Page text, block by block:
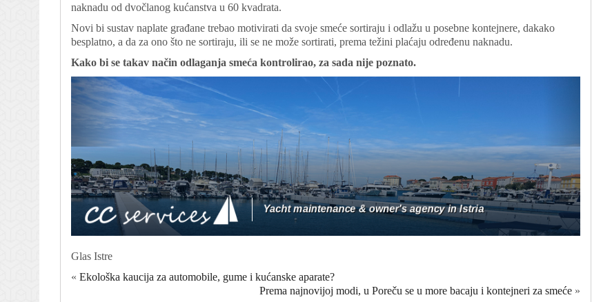
naknadu od dvočlanog kućanstva u 60 kvadrata.
Novi bi sustav naplate građane trebao motivirati da svoje smeće sortiraju i odlažu u posebne kontejnere, dakako
besplatno, a da za ono što ne sortiraju, ili se ne može sortirati, prema težini plaćaju određenu naknadu.
Kako bi se takav način odlaganja smeća kontrolirao, za sada nije poznato.
Glas Istre
« Ekološka kaucija za automobile, gume i kućanske aparate?
Prema najnovijoj modi, u Poreču se u more bacaju i kontejneri za smeće »